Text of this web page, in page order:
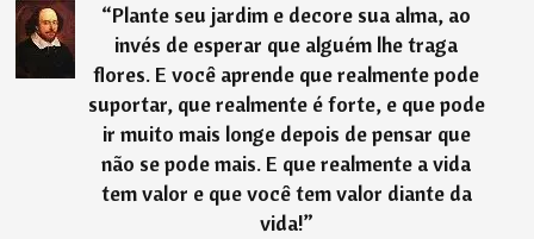
“Plante seu jardim e decore sua alma, ao
invés de esperar que alguém lhe traga
flores. E você aprende que realmente pode
suportar, que realmente é forte, e que pode
ir muito mais longe depois de pensar que
não se pode mais. E que realmente a vida
tem valor e que você tem valor diante da
vida!”